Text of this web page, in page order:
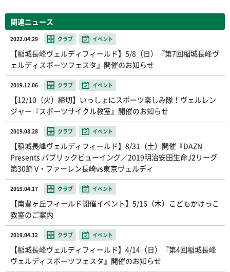
関連ニュース
2022.04.29 クラブ イベント
【稲城長峰ヴェルディフィールド】5/8（日）『第7回稲城長峰ヴ
ェルディスポーツフェスタ』開催のお知らせ
2019.12.06 クラブ イベント
【12/10（火）締切】いっしょにスポーツ楽しみ隊！ヴェルレン
ジャー『スポーツサイクル教室』開催のお知らせ
2019.08.28 クラブ イベント
【稲城長峰ヴェルディフィールド】8/31（土）開催『DAZN
Presents パブリックビューイング／2019明治安田生命J2リーグ
第30節 V・ファーレン長崎vs東京ヴェルディ
2019.04.17 クラブ イベント
【南豊ヶ丘フィールド開催イベント】5/16（木）こどもかけっこ
教室のご案内
2019.04.12 クラブ イベント
【稲城長峰ヴェルディフィールド】4/14（日）『第4回稲城長峰
ヴェルディスポーツフェスタ』開催のお知らせ